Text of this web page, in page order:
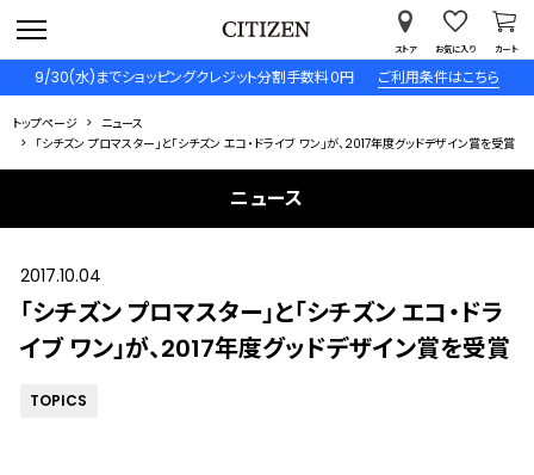
9/30(水)までショッピングクレジット分割手数料０円 ご利用条件はこちら
ストア お気に入り カート
トップページ
ニュース
「シチズン プロマスター」と「シチズン エコ・ドライブ ワン」が、2017年度グッドデザイン賞を受賞
ニュース
2017.10.04
「シチズン プロマスター」と「シチズン エコ・ドラ
イブ ワン」が、2017年度グッドデザイン賞を受賞
TOPICS